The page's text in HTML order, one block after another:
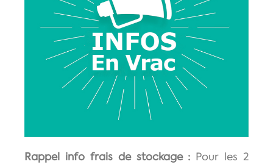
Rappel info frais de stockage : Pour les 2